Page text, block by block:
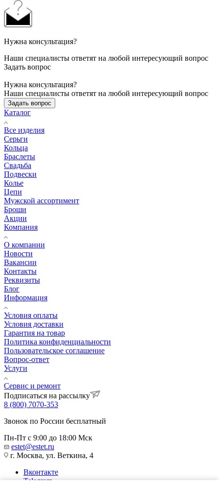
Нужна консультация?
Наши специалисты ответят на любой интересующий вопрос
Задать вопрос
Нужна консультация?
Наши специалисты ответят на любой интересующий вопрос
Задать вопрос
Каталог
Все изделия
Серьги
Кольца
Браслеты
Свадьба
Подвески
Колье
Цепи
Мужской ассортимент
Броши
Акции
Компания
О компании
Новости
Вакансии
Контакты
Реквизиты
Блог
Информация
Условия оплаты
Условия доставки
Гарантия на товар
Политика конфиденциальности
Пользовательское соглашение
Вопрос-ответ
Услуги
Сервис и ремонт
Подписаться на рассылку
8 (800) 7070-353
Звонок по России бесплатный
Пн-Пт с 9:00 до 18:00 Мск
estet@estet.ru
г. Москва, ул. Веткина, 4
Вконтакте
Telegram